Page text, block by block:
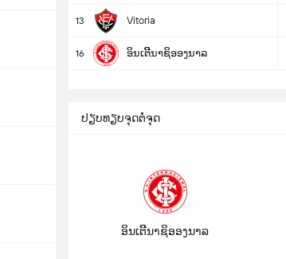
13 Vitoria
16 ອິນເຕີີນາຊິອອງນາລ
ປຽບທຽບຈຸດຕໍ່ຈຸດ
ອິນເຕີີນາຊິອອງນາລ